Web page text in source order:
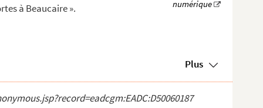
à Beaucaire ».
Plus